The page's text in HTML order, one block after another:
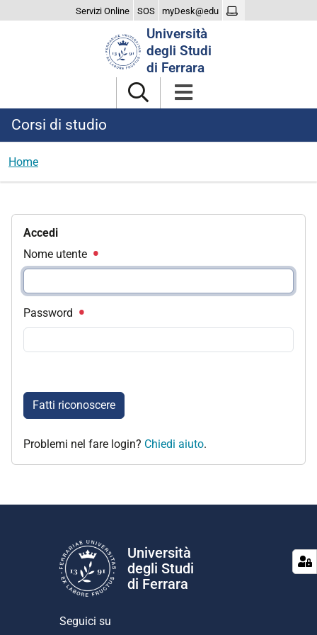
Servizi Online SOS myDesk@edu
Università
degli Studi
di Ferrara
Corsi di studio
Home
Accedi
Nome utente
Password
Fatti riconoscere
Problemi nel fare login? Chiedi aiuto.
Università
degli Studi
di Ferrara
Seguici su